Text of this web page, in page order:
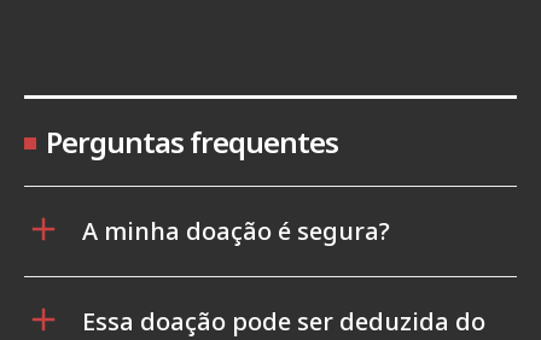
Perguntas frequentes
A minha doação é segura?
Essa doação pode ser deduzida do